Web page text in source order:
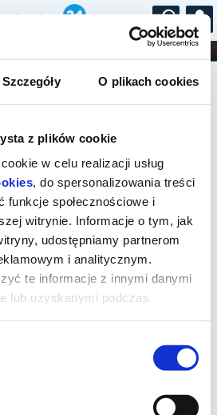
Szczegóły O plikach cookies
z plików cookie
w celu realizacji usług
, do spersonalizowania treści
funkcje społecznościowe i
witrynie. Informacje o tym, jak
udostępniamy partnerom
i analitycznym.
te informacje z innymi danymi
lub uzyskanymi podczas
...
I BALET
STAND-UP
on-line na wydarzenie